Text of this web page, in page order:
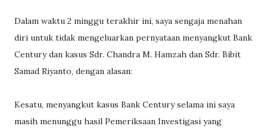
Dalam waktu 2 minggu terakhir ini, saya sengaja menahan
diri untuk tidak mengeluarkan pernyataan menyangkut Bank
Century dan kasus Sdr. Chandra M. Hamzah dan Sdr. Bibit
Samad Riyanto, dengan alasan:
Kesatu, menyangkut kasus Bank Century selama ini saya
masih menunggu hasil Pemeriksaan Investigasi yang